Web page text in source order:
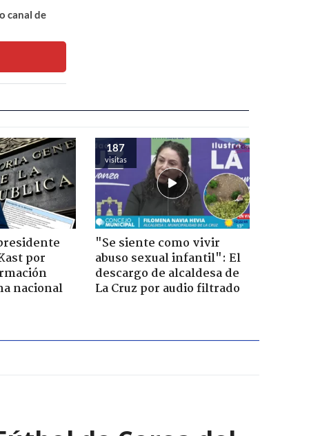
canal de
por
nacional
187
visitas
"Se siente como vivir
abuso sexual infantil": El
descargo de alcaldesa de
La Cruz por audio filtrado